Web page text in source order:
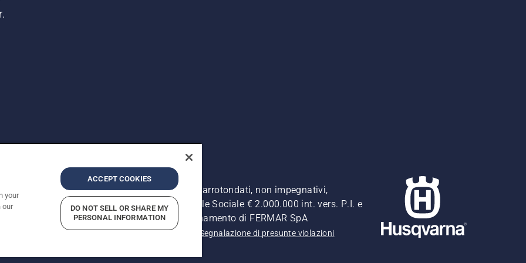
pubblicati si intendono raccomandati e arrotondati, non impegnativi,
Retrone, 49 - 36077 Altavilla Vic. (VI) - Capitale Sociale € 2.000.000 int. vers. P.I. e
- Soggetta alla Direzione e al Coordinamento di FERMAR SpA
Informativa sulla privacy Riferimenti Segnalazione di presunte violazioni
your
our
ACCEPT COOKIES
DO NOT SELL OR SHARE MY
PERSONAL INFORMATION